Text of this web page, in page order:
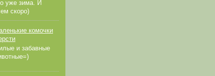
уже зима. И
скоро)
комочки
и забавные